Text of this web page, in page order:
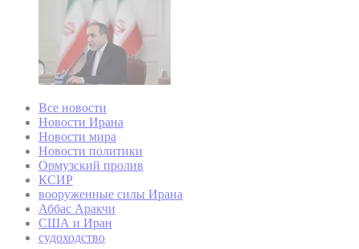
Все новости
Новости Ирана
Новости мира
Новости политики
Ормузский пролив
КСИР
вооруженные силы Ирана
Аббас Аракчи
США и Иран
судоходство